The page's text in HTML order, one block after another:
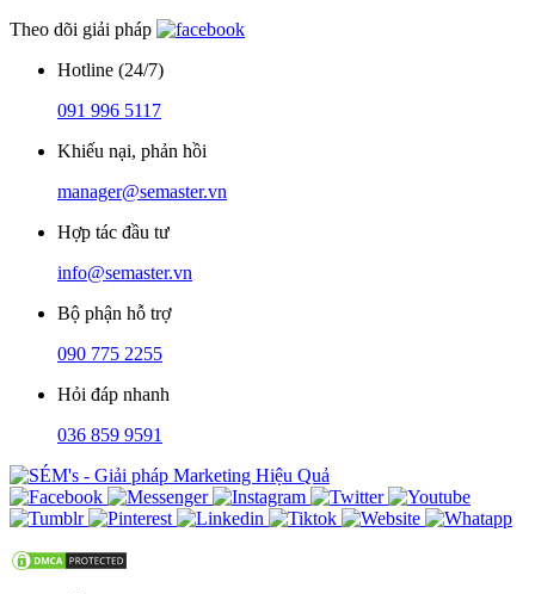
Theo dõi giải pháp
Hotline (24/7)
091 996 5117
Khiếu nại, phản hồi
manager@semaster.vn
Hợp tác đầu tư
info@semaster.vn
Bộ phận hỗ trợ
090 775 2255
Hỏi đáp nhanh
036 859 9591